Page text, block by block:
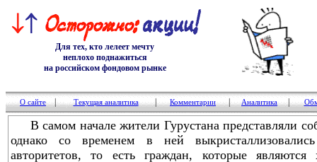
Для тех, кто лелеет мечту
неплохо поднажиться
на российском фондовом рынке
О сайте Текущая аналитика Комментарии Аналитика
В самом начале жители Гурустана представляли
однако со временем в ней
авторитетов, то есть граждан, которые являются